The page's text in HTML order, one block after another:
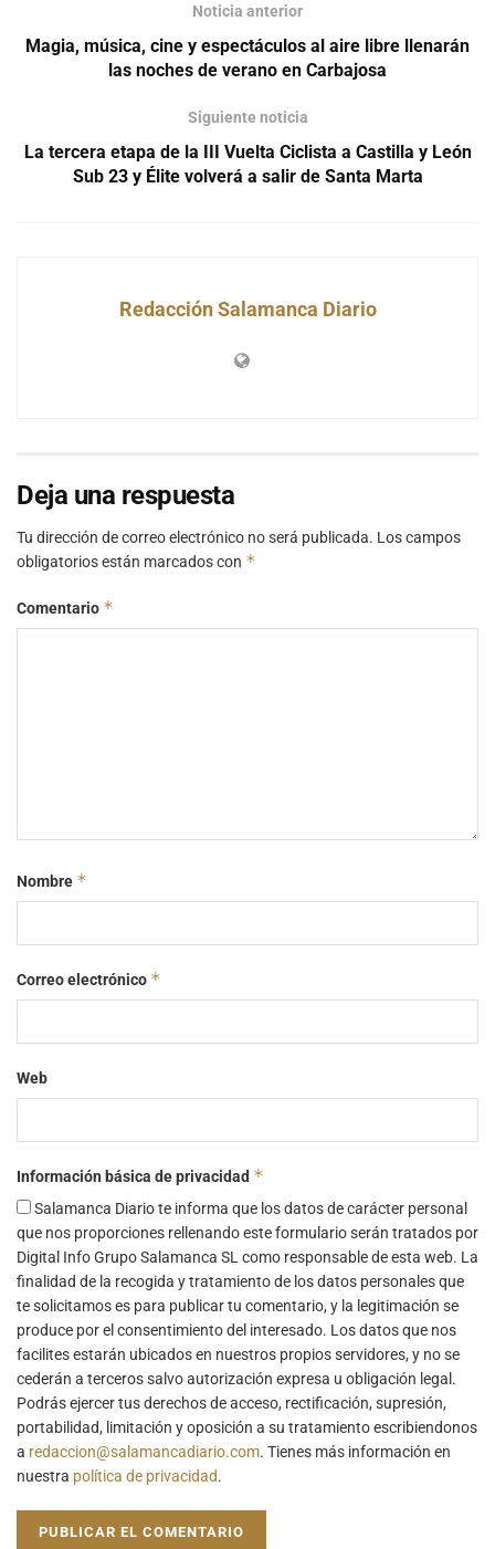
Noticia anterior
Magia, música, cine y espectáculos al aire libre llenarán
las noches de verano en Carbajosa
Siguiente noticia
La tercera etapa de la III Vuelta Ciclista a Castilla y León
Sub 23 y Élite volverá a salir de Santa Marta
Redacción Salamanca Diario
Deja una respuesta
Tu dirección de correo electrónico no será publicada. Los campos
obligatorios están marcados con *
Comentario *
Nombre *
Correo electrónico *
Web
Información básica de privacidad *
Salamanca Diario te informa que los datos de carácter personal
que nos proporciones rellenando este formulario serán tratados por
Digital Info Grupo Salamanca SL como responsable de esta web. La
finalidad de la recogida y tratamiento de los datos personales que
te solicitamos es para publicar tu comentario, y la legitimación se
produce por el consentimiento del interesado. Los datos que nos
facilites estarán ubicados en nuestros propios servidores, y no se
cederán a terceros salvo autorización expresa u obligación legal.
Podrás ejercer tus derechos de acceso, rectificación, supresión,
portabilidad, limitación y oposición a su tratamiento escribiendonos
a redaccion@salamancadiario.com. Tienes más información en
nuestra política de privacidad.